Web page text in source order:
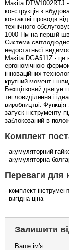
Makita DTW1002RTJ -
конструкція з
контактні проводи
технічного
1000 Нм на першій
Система
недостатньої
Makita DGA511Z - це
ергономічною
інноваційних
крутний момент і
Безщітковий двигун
тепловиділення і
виробництві. Функція
запуск інструменту
заблокований в
Комплект
- акумуляторний
- акумуляторна
Переваги для
- комплект
- вигідна ціна
Залишити
Ваше ім'я